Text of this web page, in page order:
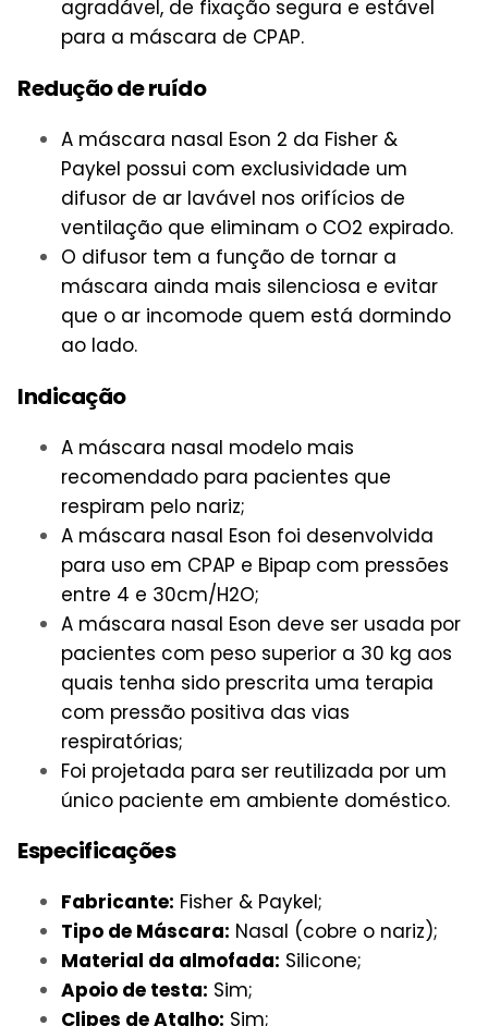
agradável, de fixação segura e estável
para a máscara de CPAP.
Redução de ruído
A máscara nasal Eson 2 da Fisher &
Paykel possui com exclusividade um
difusor de ar lavável nos orifícios de
ventilação que eliminam o CO2 expirado.
O difusor tem a função de tornar a
máscara ainda mais silenciosa e evitar
que o ar incomode quem está dormindo
ao lado.
Indicação
A máscara nasal modelo mais
recomendado para pacientes que
respiram pelo nariz;
A máscara nasal Eson foi desenvolvida
para uso em CPAP e Bipap com pressões
entre 4 e 30cm/H2O;
A máscara nasal Eson deve ser usada por
pacientes com peso superior a 30 kg aos
quais tenha sido prescrita uma terapia
com pressão positiva das vias
respiratórias;
Foi projetada para ser reutilizada por um
único paciente em ambiente doméstico.
Especificações
Fabricante: Fisher & Paykel;
Tipo de Máscara: Nasal (cobre o nariz);
Material da almofada: Silicone;
Apoio de testa: Sim;
Clipes de Atalho: Sim;